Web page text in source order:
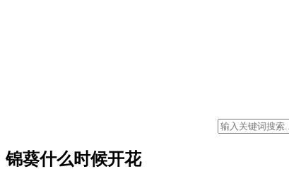
锦葵什么时候开花